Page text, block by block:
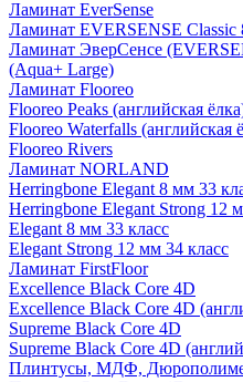
Ламинат EverSense
Ламинат EVERSENSE Classic
Ламинат ЭверСенсе
(Aqua+ Large)
Ламинат Flooreo
Flooreo Peaks (английская
Flooreo Waterfalls (английская
Flooreo Rivers
Ламинат NORLAND
Herringbone Elegant 8 мм 33
Herringbone Elegant Strong 12
Elegant 8 мм 33 класс
Elegant Strong 12 мм 34 класс
Ламинат FirstFloor
Excellence Black Core 4D
Excellence Black Core 4D
Supreme Black Core 4D
Supreme Black Core 4D
Плинтусы, МДФ,